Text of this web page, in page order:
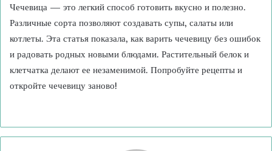
Чечевица — это легкий способ готовить вкусно и полезно.
Различные сорта позволяют создавать супы, салаты или
котлеты. Эта статья показала, как варить чечевицу без ошибок
и радовать родных новыми блюдами. Растительный белок и
клетчатка делают ее незаменимой. Попробуйте рецепты и
откройте чечевицу заново!